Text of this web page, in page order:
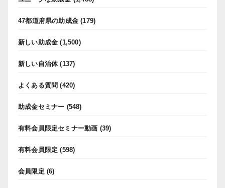
47都道府県の助成金 (179)
新しい助成金 (1,500)
新しい自治体(137)
よくある質問 (420)
助成金セミナー (548)
有料会員限定セミナー動画 (39)
有料会員限定 (598)
会員限定 (6)